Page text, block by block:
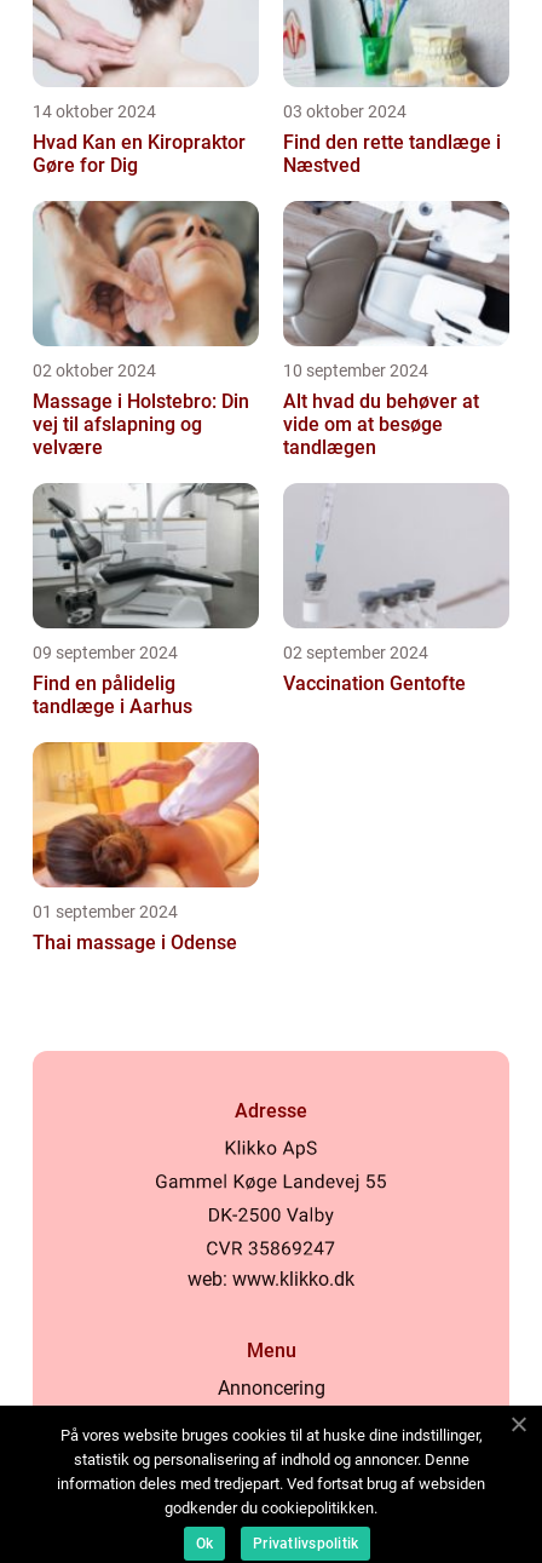
14 oktober 2024
Hvad Kan en Kiropraktor
Gøre for Dig
03 oktober 2024
Find den rette tandlæge i
Næstved
02 oktober 2024
Massage i Holstebro: Din
vej til afslapning og
velvære
10 september 2024
Alt hvad du behøver at
vide om at besøge
tandlægen
09 september 2024
Find en pålidelig
tandlæge i Aarhus
02 september 2024
Vaccination Gentofte
01 september 2024
Thai massage i Odense
Adresse
web: www.klikko.dk
Menu
Annoncering
Cookies
Kontakt os
Sitemap
På vores website bruges cookies til at huske dine indstillinger,
statistik og personalisering af indhold og annoncer. Denne
information deles med tredjepart. Ved fortsat brug af websiden
godkender du cookiepolitikken.
Ok Privatlivspolitik